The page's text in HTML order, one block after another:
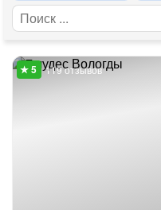
119 отзывов